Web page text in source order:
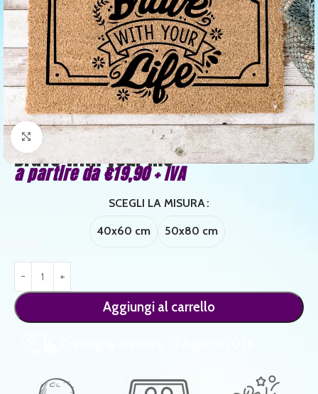
Clicca per ingrandire
Brave with your life
a partire da€19,90+ IVA
SCEGLI LA MISURA
40x60 cm 50x80 cm
Aggiungi al carrello